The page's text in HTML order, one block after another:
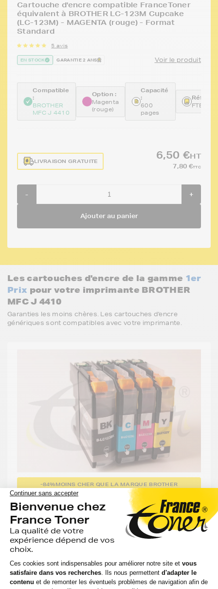
Cartouche d'encre compatible FranceToner
équivalent à BROTHER LC-123M Cupcake
(LC-123M) - MAGENTA (rouge) - Format
Standard
5 avis
EN STOCK GARANTIE 2 ANS Voir le produit
Compatible
:
BROTHER
MFC J 4410
Option :
Magenta
(rouge)
Capacité
:
600
pages
LIVRAISON GRATUITE
6,50 €HT
7,80 €TTC
- +
Ajouter au panier
Les cartouches d'encre de la gamme 1er
Prix pour votre imprimante BROTHER
MFC J 4410
Garanties les moins chères. Les cartouches d'encre
génériques sont compatibles avec votre imprimante.
-84%MOINS CHER QUE LA MARQUE BROTHER
Pack de 4 cartouches d'encre générique
équivalent à BROTHER LC123VALBPDR
Cupcake (LC-123VALBPDR) - 4 COULEURS -
Format Standard
EN STOCK Voir le produit